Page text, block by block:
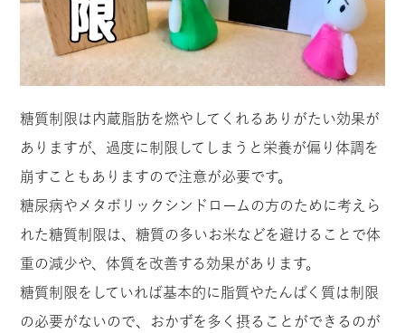
糖質制限は内蔵脂肪を燃やしてくれるありがたい効果が
ありますが、過度に制限してしまうと栄養が偏り体調を
崩すこともありますので注意が必要です。
糖尿病やメタボリックシンドロームの方のために考えら
れた糖質制限は、糖質の多いお米などを避けることで体
重の減少や、体質を改善する効果があります。
糖質制限をしていれば基本的に脂質やたんぱく質は制限
の必要がないので、おかずを多く摂ることができるのが